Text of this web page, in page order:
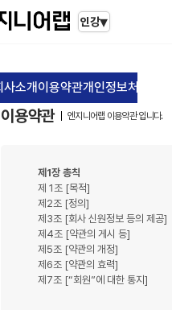
인강▾
사소개 이용약관개인정보처리방침
이용약관 엔지니어랩 이용약관 입니다.
제1장 총칙
제 1조 [목적]
제2조 [정의]
제3조 [회사 신원정보 등의 제공]
제4조 [약관의 게시 등]
제5조 [약관의 개정]
제6조 [약관의 효력]
제7조 [“회원”에 대한 통지]